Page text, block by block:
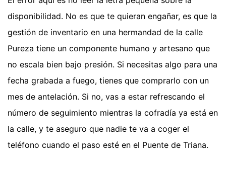
disponibilidad. No es que te quieran engañar, es que la
gestión de inventario en una hermandad de la calle
Pureza tiene un componente humano y artesano que
no escala bien bajo presión. Si necesitas algo para una
fecha grabada a fuego, tienes que comprarlo con un
mes de antelación. Si no, vas a estar refrescando el
número de seguimiento mientras la cofradía ya está en
la calle, y te aseguro que nadie te va a coger el
teléfono cuando el paso esté en el Puente de Triana.